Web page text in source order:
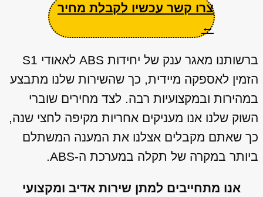
צרו קשר עכשיו לקבלת מחיר
←
ברשותנו מאגר ענק של יחידות ABS לאאודי S1
הזמין לאספקה מיידית, כך שהשירות שלנו מתבצע
במהירות ובמקצועיות רבה. לצד מחירים שוברי
השוק שלנו אנו מעניקים אחריות מקיפה לחצי שנה,
כך שאתם מקבלים אצלנו את המענה המשתלם
ביותר במקרה של תקלה במערכת ה-ABS.
אנו מתחייבים למתן שירות אדיב ומקצועי